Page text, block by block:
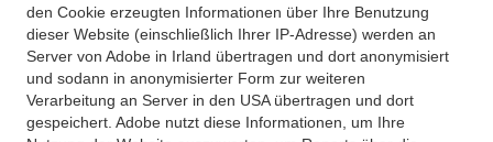
den Cookie erzeugten Informationen über Ihre Benutzung
dieser Website (einschließlich Ihrer IP-Adresse) werden an
Server von Adobe in Irland übertragen und dort anonymisiert
und sodann in anonymisierter Form zur weiteren
Verarbeitung an Server in den USA übertragen und dort
gespeichert. Adobe nutzt diese Informationen, um Ihre